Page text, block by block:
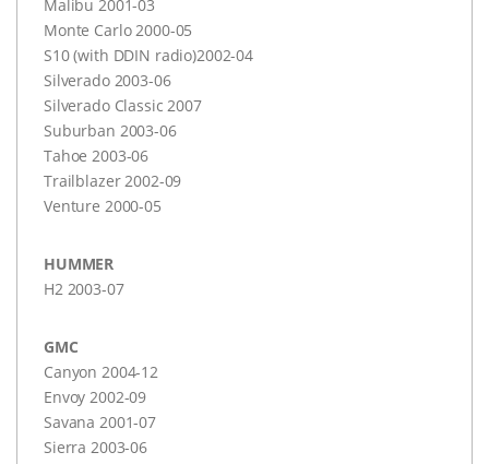
Malibu 2001-03
Monte Carlo 2000-05
S10 (with DDIN radio)2002-04
Silverado 2003-06
Silverado Classic 2007
Suburban 2003-06
Tahoe 2003-06
Trailblazer 2002-09
Venture 2000-05
HUMMER
H2 2003-07
GMC
Canyon 2004-12
Envoy 2002-09
Savana 2001-07
Sierra 2003-06